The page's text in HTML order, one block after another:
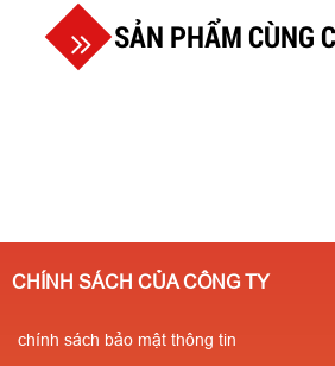
SẢN PHẨM CÙNG
CHÍNH SÁCH CỦA CÔNG TY
chính sách bảo mật thông tin